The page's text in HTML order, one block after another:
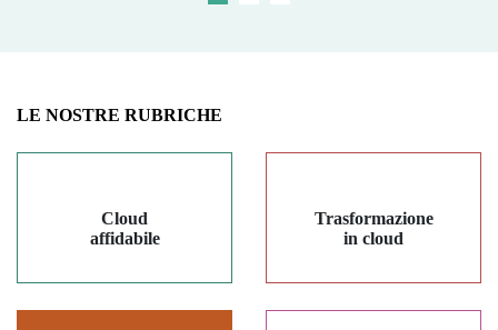
LE NOSTRE RUBRICHE
Cloud
affidabile
Trasformazione
in cloud